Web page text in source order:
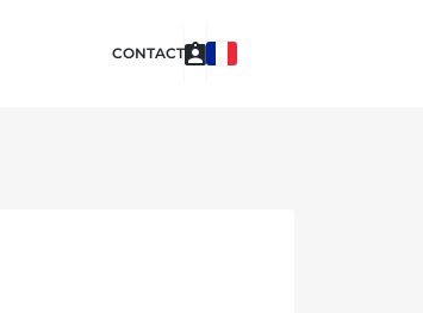
CONTACT